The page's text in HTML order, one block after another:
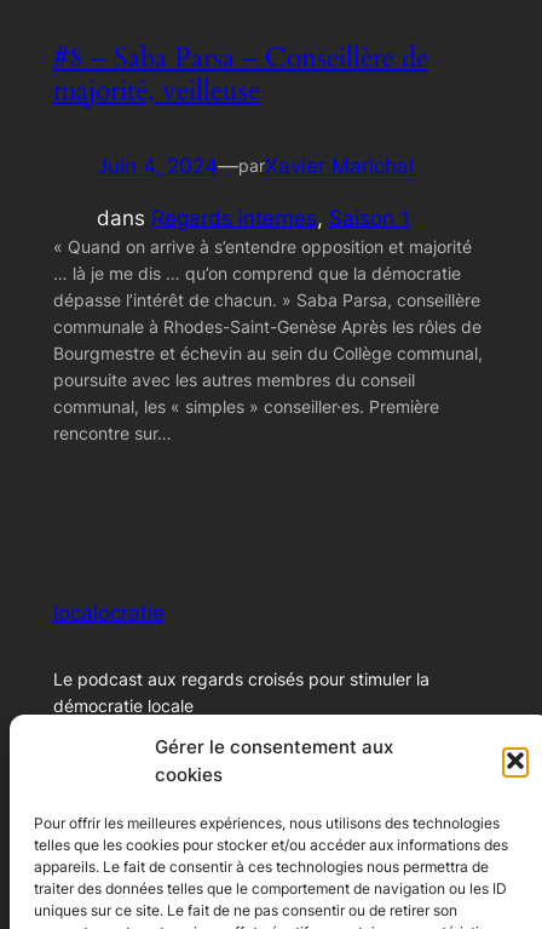
Gérer le consentement aux
cookies
Pour offrir les meilleures expériences, nous utilisons des technologies
telles que les cookies pour stocker et/ou accéder aux informations des
appareils. Le fait de consentir à ces technologies nous permettra de
traiter des données telles que le comportement de navigation ou les ID
uniques sur ce site. Le fait de ne pas consentir ou de retirer son
#8 – Saba Parsa – Conseillère de
majorité, veilleuse
Juin 4, 2024—parXavier Marichal
dans Regards internes, Saison 1
« Quand on arrive à s’entendre opposition et majorité
… là je me dis … qu’on comprend que la démocratie
dépasse l’intérêt de chacun. » Saba Parsa, conseillère
communale à Rhodes-Saint-Genèse Après les rôles de
Bourgmestre et échevin au sein du Collège communal,
poursuite avec les autres membres du conseil
communal, les « simples » conseiller·es. Première
rencontre sur…
localocratie
Le podcast aux regards croisés pour stimuler la
démocratie locale
© 2024 – Xavier Marichal
Ecoutez le podcast
Youtube
A propos
A propos